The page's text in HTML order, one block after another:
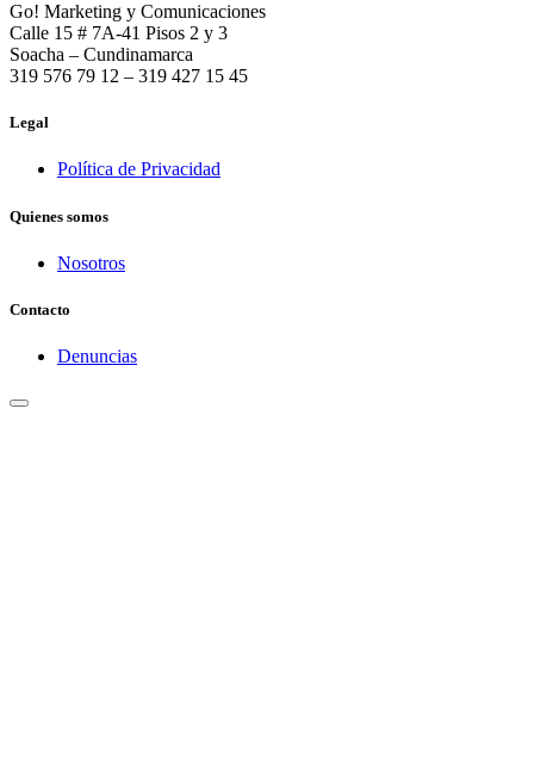
Go! Marketing y Comunicaciones
Calle 15 # 7A-41 Pisos 2 y 3
Soacha – Cundinamarca
319 576 79 12 – 319 427 15 45
Legal
Política de Privacidad
Quienes somos
Nosotros
Contacto
Denuncias